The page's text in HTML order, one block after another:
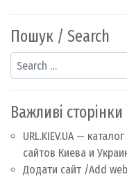
Пошук / Search
Search
Важливі
URL.KIEV.UA —
сайтов Киева и
Додати сайт /Add